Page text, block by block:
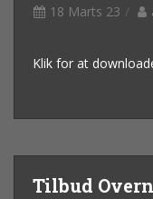
18 Marts 23
Klik for at
Tilbud